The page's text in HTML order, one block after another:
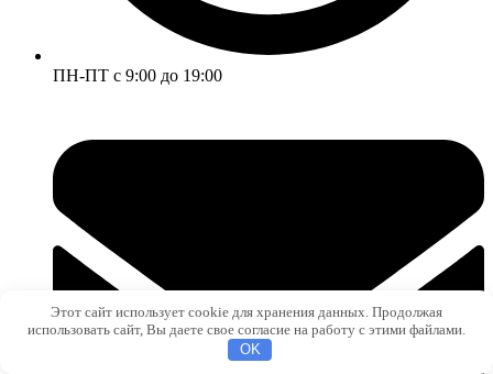
ПН-ПТ с 9:00 до 19:00
Этот сайт использует cookie для хранения данных. Продолжая
использовать сайт, Вы даете свое согласие на работу с этими файлами.
OK